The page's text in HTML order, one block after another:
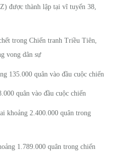
được thành lập tại vĩ tuyến 38,
trong Chiến tranh Triều Tiên,
vong dân sự
135.000 quân vào đầu cuộc chiến
quân vào đầu cuộc chiến
khoảng 2.400.000 quân trong
1.789.000 quân trong chiến